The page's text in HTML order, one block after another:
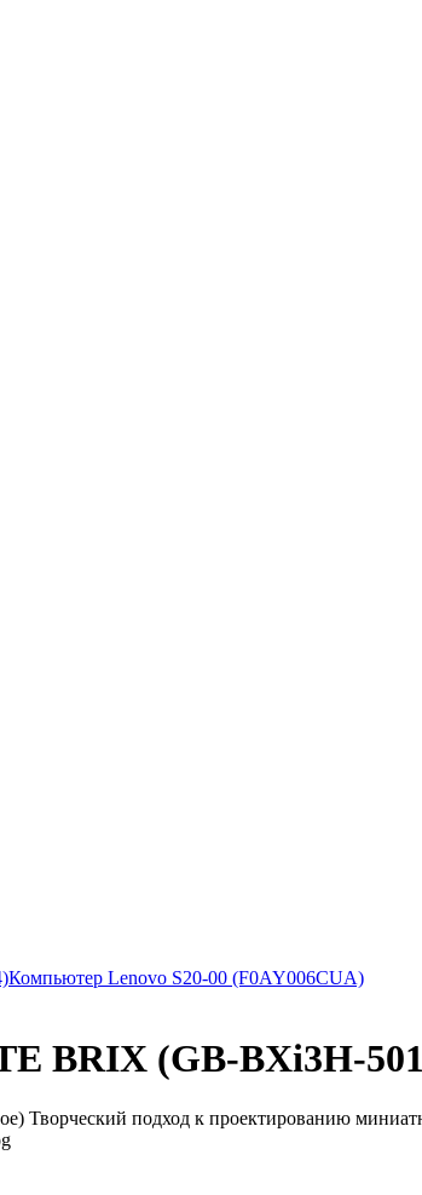
Компьютер Lenovo S20-00 (F0AY006CUA)
BRIX (GB-BXi3H-
Творческий подход к проектированию